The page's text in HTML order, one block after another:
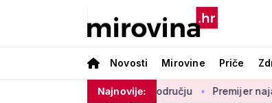
Novosti Mirovine Priče
Najnovije:
vlada na ovom području Premijer najavio